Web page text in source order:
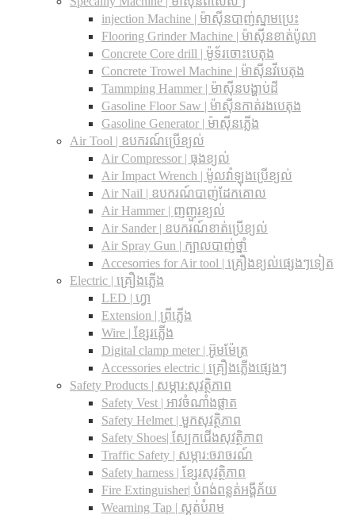
injection Machine | ម៉ាស៊ីនបាញ់ស្នាមប្រេះ
Flooring Grinder Machine | ម៉ាស៊ីនខាត់ប៉ូលា
Concrete Core drill | ម៉ូទ័រចោះបេតុង
Concrete Trowel Machine | ម៉ាស៊ីនវីបេតុង
Tammping Hammer | ម៉ាស៊ីនបង្ហាប់ដី
Gasoline Floor Saw | ម៉ាស៊ីនកាត់រងបេតុង
Gasoline Generator | ម៉ាស៊ីនភ្លើង
Air Tool | ឧបករណ៍ប្រើខ្យល់
Air Compressor | ធុងខ្យល់
Air Impact Wrench | ម៉ូលវ៉ាឡុងប្រើខ្យល់
Air Nail | ឧបករណ៍បាញ់ដែកគោល
Air Hammer | ញញួរខ្យល់
Air Sander | ឧបករណ៍ខាត់ប្រើខ្យល់
Air Spray Gun | ក្បាលបាញ់ថ្នាំ
Accesorries for Air tool | គ្រឿងខ្យល់ផ្សេងៗទៀត
Electric | គ្រឿងភ្លើង
LED | ហ្វា
Extension | ព្រីភ្លើង
Wire | ខ្សែរភ្លើង
Digital clamp meter | អ៊ូមម៉ែត្រ
Accessories electric | គ្រឿងភ្លើងផ្សេងៗ
Safety Products | សម្ភារ:សុវត្ថិភាព
Safety Vest | អាវចំណាំងផ្លាត
Safety Helmet | មួកសុវត្ថិភាព
Safety Shoes| ស្បែកជើងសុវត្ថិភាព
Traffic Safety​ | សម្ភារ:ចរាចរណ៍
Safety harness | ខ្សែរសុវត្ថិភាព
Fire Extinguisher| បំពង់ពន្លត់អង្គីភ័យ
Wearning Tap | ស្គត់បំរាម